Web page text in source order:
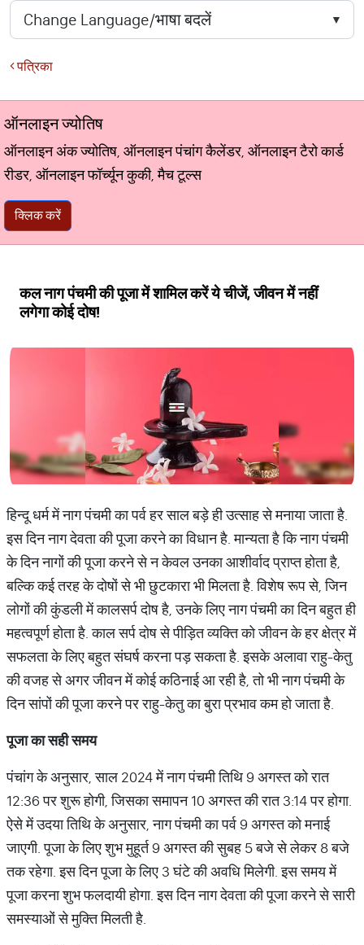
पत्रिका
ऑनलाइन ज्योतिष
ऑनलाइन अंक ज्योतिष, ऑनलाइन पंचांग कैलेंडर, ऑनलाइन टैरो कार्ड
रीडर, ऑनलाइन फॉर्च्यून कुकी, मैच टूल्स
क्लिक करें
कल नाग पंचमी की पूजा में शामिल करें ये चीजें, जीवन में नहीं
लगेगा कोई दोष!
हिन्दू धर्म में नाग पंचमी का पर्व हर साल बड़े ही उत्साह से मनाया जाता है.
इस दिन नाग देवता की पूजा करने का विधान है. मान्यता है कि नाग पंचमी
के दिन नागों की पूजा करने से न केवल उनका आशीर्वाद प्राप्त होता है,
बल्कि कई तरह के दोषों से भी छुटकारा भी मिलता है. विशेष रूप से, जिन
लोगों की कुंडली में कालसर्प दोष है, उनके लिए नाग पंचमी का दिन बहुत ही
महत्वपूर्ण होता है. काल सर्प दोष से पीड़ित व्यक्ति को जीवन के हर क्षेत्र में
सफलता के लिए बहुत संघर्ष करना पड़ सकता है. इसके अलावा राहु-केतु
की वजह से अगर जीवन में कोई कठिनाई आ रही है, तो भी नाग पंचमी के
दिन सांपों की पूजा करने पर राहु-केतु का बुरा प्रभाव कम हो जाता है.
पूजा का सही समय
पंचांग के अनुसार, साल 2024 में नाग पंचमी तिथि 9 अगस्त को रात
12:36 पर शुरू होगी, जिसका समापन 10 अगस्त की रात 3:14 पर होगा.
ऐसे में उदया तिथि के अनुसार, नाग पंचमी का पर्व 9 अगस्त को मनाई
जाएगी. पूजा के लिए शुभ मुहूर्त 9 अगस्त की सुबह 5 बजे से लेकर 8 बजे
तक रहेगा. इस दिन पूजा के लिए 3 घंटे की अवधि मिलेगी. इस समय में
पूजा करना शुभ फलदायी होगा. इस दिन नाग देवता की पूजा करने से सारी
समस्याओं से मुक्ति मिलती है.